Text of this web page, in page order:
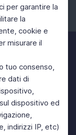
per garantire la
la
cookie e
misurare il
tuo consenso,
dati di
dispositivo ed
indirizzi IP, etc)
Twitter